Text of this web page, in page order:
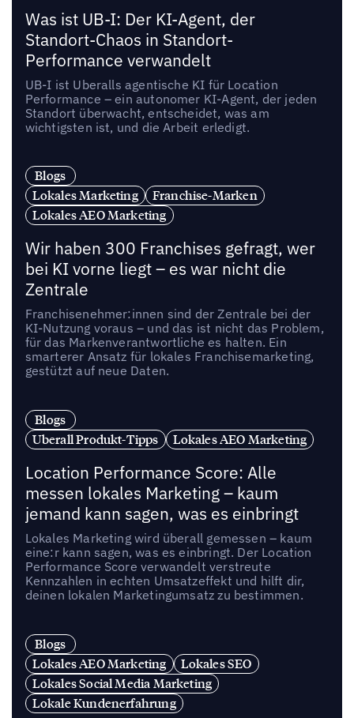
Was ist UB-I: Der KI-Agent, der
Standort-Chaos in Standort-
Performance verwandelt
UB-I ist Uberalls agentische KI für Location
Performance – ein autonomer KI-Agent, der jeden
Standort überwacht, entscheidet, was am
wichtigsten ist, und die Arbeit erledigt.
Blogs
Lokales Marketing
Franchise-Marken
Lokales AEO Marketing
Wir haben 300 Franchises gefragt, wer
bei KI vorne liegt – es war nicht die
Zentrale
Franchisenehmer:innen sind der Zentrale bei der
KI-Nutzung voraus – und das ist nicht das Problem,
für das Markenverantwortliche es halten. Ein
smarterer Ansatz für lokales Franchisemarketing,
gestützt auf neue Daten.
Blogs
Uberall Produkt-Tipps
Lokales AEO Marketing
Location Performance Score: Alle
messen lokales Marketing – kaum
jemand kann sagen, was es einbringt
Lokales Marketing wird überall gemessen – kaum
eine:r kann sagen, was es einbringt. Der Location
Performance Score verwandelt verstreute
Kennzahlen in echten Umsatzeffekt und hilft dir,
deinen lokalen Marketingumsatz zu bestimmen.
Blogs
Lokales AEO Marketing
Lokales SEO
Lokales Social Media Marketing
Lokale Kundenerfahrung